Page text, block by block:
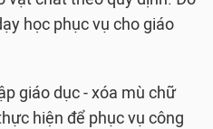
học phục vụ cho giáo
giáo dục - xóa mù chữ
hiện để phục vụ công